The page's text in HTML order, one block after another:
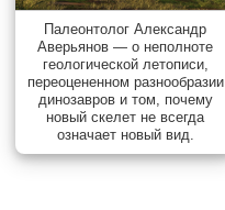
Палеонтолог Александр
Аверьянов — о неполноте
геологической летописи,
переоцененном разнообразии
динозавров и том, почему
новый скелет не всегда
означает новый вид.